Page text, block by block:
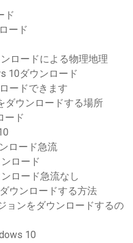
ド
ード
ロードによる物理地理
10ダウンロード
ードできます
ダウンロードする場所
ード
ロード急流
ロード
ロード急流なし
ウンロードする方法
ョンをダウンロードするの
10